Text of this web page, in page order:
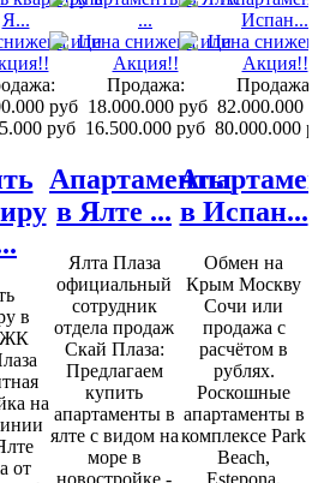
руб
руб
в
ЖК
на
от
Продажа:
18.000.000 руб
16.500.000 руб
Апартаменты
в Ялте ...
Ялта Плаза
официальный
сотрудник
отдела продаж
Скай Плаза:
Предлагаем
купить
апартаменты в
ялте с видом на
море в
Продажа:
82.000.000
80.000.000
в Испан...
Обмен на
Крым Москву
Сочи или
продажа с
расчётом в
рублях.
Роскошные
апартаменты в
комплексе Park
Beach,